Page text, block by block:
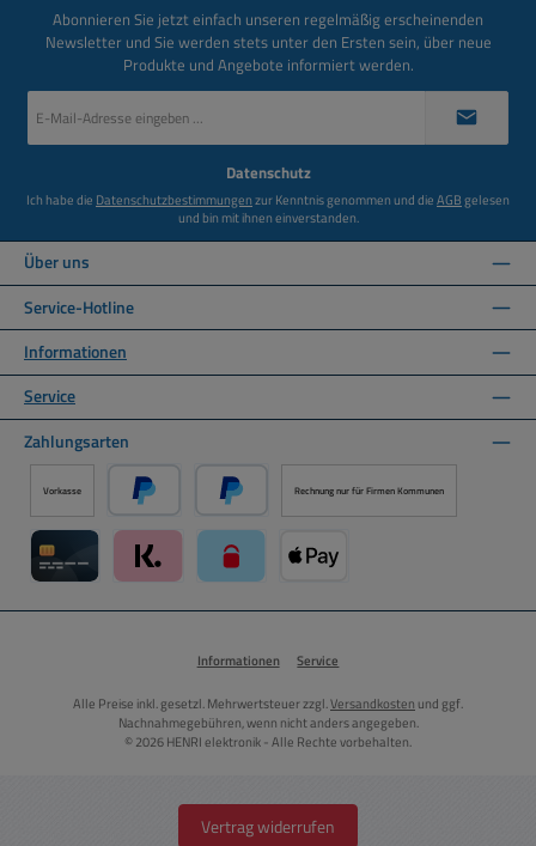
Abonnieren Sie jetzt einfach unseren regelmäßig erscheinenden
Newsletter und Sie werden stets unter den Ersten sein, über neue
Produkte und Angebote informiert werden.
Mail-
Datenschutz
Ich habe die Datenschutzbestimmungenzur Kenntnis genommen und dieAGBgelesen
und bin mit ihnen einverstanden.
Über uns
Service-Hotline
Informationen
Service
Zahlungsarten
Vorkasse
PayPal Später Bezahlen über PayPal
Rechnung nur für Firmen Kommunen
Informationen Service
Alle Preise inkl. gesetzl. Mehrwertsteuer zzgl.Versandkosten und ggf.
Nachnahmegebühren, wenn nicht anders angegeben.
© 2026 HENRI elektronik - Alle Rechte vorbehalten.
Vertrag widerrufen